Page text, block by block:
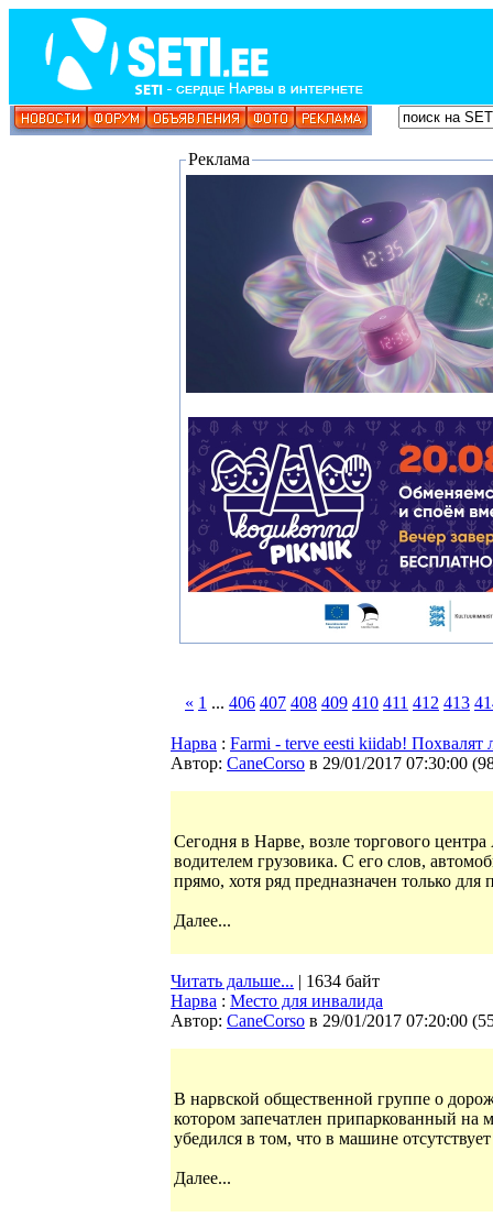
Реклама
« 1 ... 406 407 408 409 410 411 412 413
Нарва : Farmi - terve eesti kiidab! Похвалят
Автор: CaneCorso в 29/01/2017 07:30:00 (
Сегодня в Нарве, возле торгового
водителем грузовика. С его слов,
прямо, хотя ряд предназначен только
Далее...
Читать дальше... | 1634 байт
Нарва : Место для инвалида
Автор: CaneCorso в 29/01/2017 07:20:00 (
В нарвской общественной группе о
котором запечатлен припаркованный на
убедился в том, что в машине
Далее...